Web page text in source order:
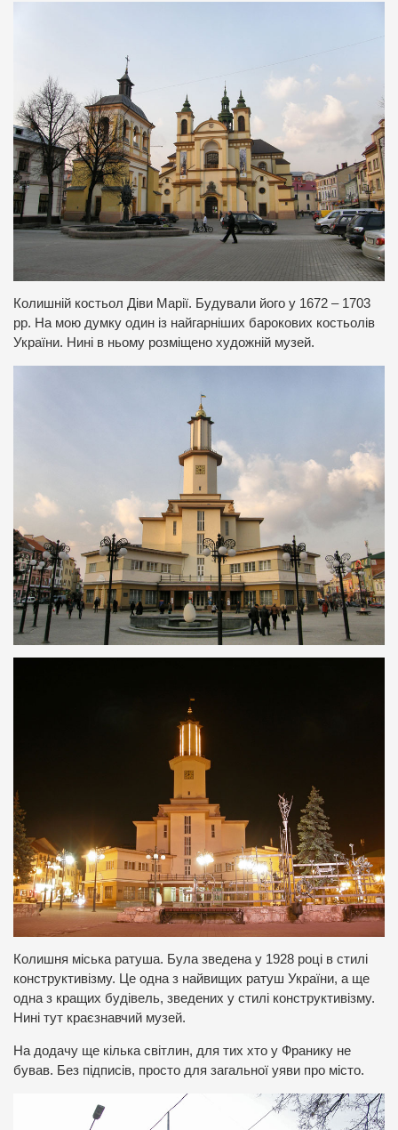
Колишній костьол Діви Марії. Будували його у 1672 – 1703
рр. На мою думку один із найгарніших барокових костьолів
України. Нині в ньому розміщено художній музей.
Колишня міська ратуша. Була зведена у 1928 році в стилі
конструктивізму. Це одна з найвищих ратуш України, а ще
одна з кращих будівель, зведених у стилі конструктивізму.
Нині тут краєзнавчий музей.
На додачу ще кілька світлин, для тих хто у Франику не
бував. Без підписів, просто для загальної уяви про місто.